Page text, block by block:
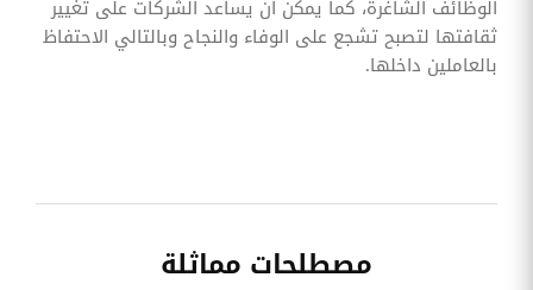
الوظائف الشاغرة، كما يمكن أن يساعد الشركات على تغيير
ثقافتها لتصبح تشجع على الوفاء والنجاح وبالتالي الاحتفاظ
بالعاملين داخلها.
مصطلحات مماثلة